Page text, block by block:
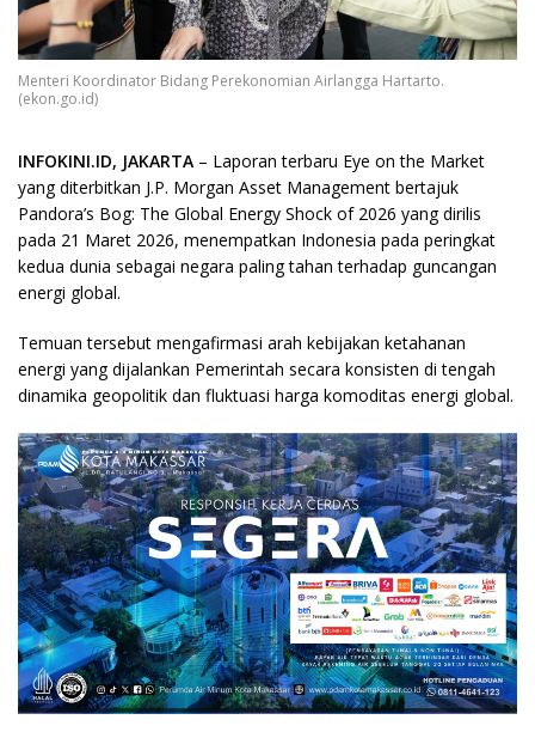
Menteri Koordinator Bidang Perekonomian Airlangga Hartarto.
(ekon.go.id)
INFOKINI.ID, JAKARTA – Laporan terbaru Eye on the Market
yang diterbitkan J.P. Morgan Asset Management bertajuk
Pandora’s Bog: The Global Energy Shock of 2026 yang dirilis
pada 21 Maret 2026, menempatkan Indonesia pada peringkat
kedua dunia sebagai negara paling tahan terhadap guncangan
energi global.
Temuan tersebut mengafirmasi arah kebijakan ketahanan
energi yang dijalankan Pemerintah secara konsisten di tengah
dinamika geopolitik dan fluktuasi harga komoditas energi global.